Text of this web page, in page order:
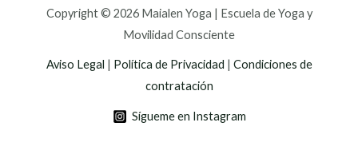
Copyright © 2026 Maialen Yoga | Escuela de Yoga y
Movilidad Consciente
Aviso Legal | Política de Privacidad | Condiciones de
contratación
Sígueme en Instagram